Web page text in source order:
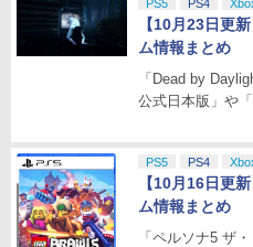
PS5 PS4
【10月23日更
ム情報まとめ
「Dead by
公式日本版」や
PS5 PS4
【10月16日更
ム情報まとめ
「ペルソナ5 ザ